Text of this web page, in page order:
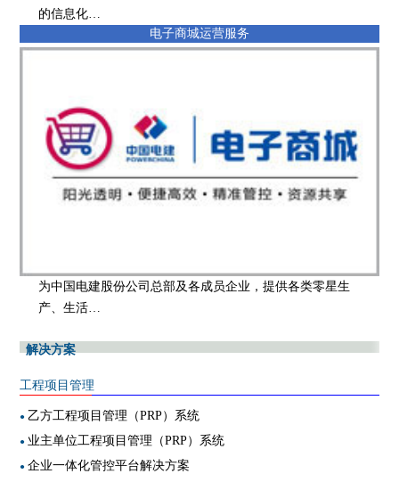
的信息化…
电子商城运营服务
为中国电建股份公司总部及各成员企业，提供各类零星生
产、生活…
解决方案
工程项目管理
●乙方工程项目管理（PRP）系统
● 业主单位工程项目管理（PRP）系统
●企业一体化管控平台解决方案